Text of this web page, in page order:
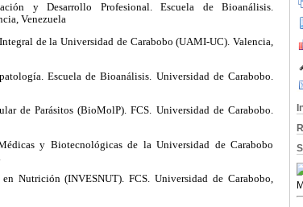
y Desarrollo Profesional. Escuela de Bioanálisis.
Venezuela
de la Universidad de Carabobo (UAMI-UC). Valencia,
Escuela de Bioanálisis. Universidad de Carabobo.
de Parásitos (BioMolP). FCS. Universidad de Carabobo.
y Biotecnológicas de la Universidad de Carabobo
Nutrición (INVESNUT). FCS. Universidad de Carabobo,